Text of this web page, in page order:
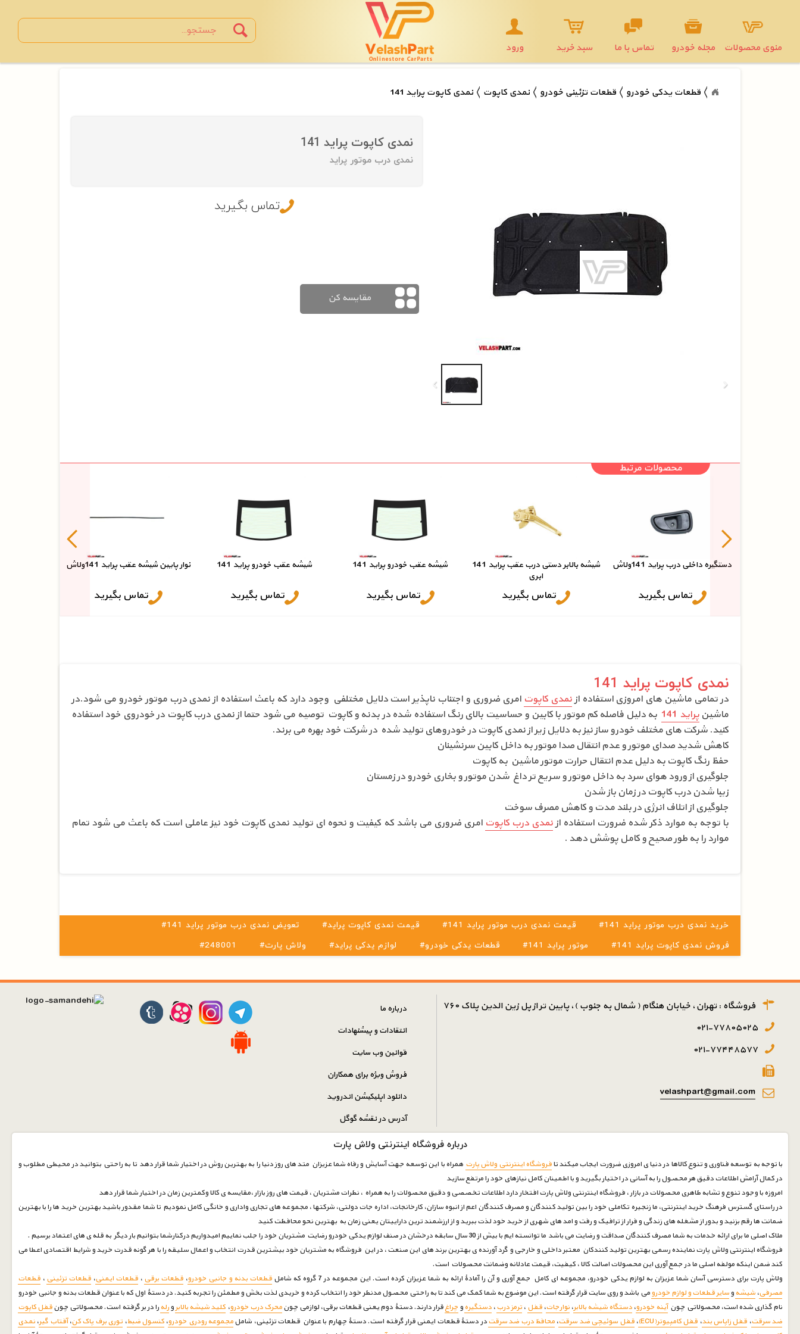
قطعات یدکی خودرو قطعات تزئینی خودرو نمدی کاپوت نمدی کاپوت پراید 141
نمدی کاپوت پراید 141
نمدی درب موتور پراید
تماس بگیرید
مقایسه کن
محصولات مرتبط
دستگیره داخلی درب پراید 141ولاش
تماس بگیرید
شیشه بالابر دستی درب عقب پراید 141
ابری
تماس بگیرید
شیشه عقب خودرو پراید 141
تماس بگیرید
شیشه عقب خودرو پراید 141
تماس بگیرید
نوار پایین شیشه عقب پراید 141ولاش
تماس بگیرید
نمدی کاپوت پراید 141
در تمامی ماشین های امروزی استفاده ازنمدی کاپوت امری ضروری و اجتناب ناپذیر است دلایل مختلفی وجود دارد که باعث استفاده از نمدی درب موتور خودرو می شود.در
ماشینپراید 141
به دلیل فاصله کم موتور با کابین و حساسیت بالای رنگ استفاده شده در بدنه و کاپوت توصیه می شود حتما از نمدی درب کاپوت در خودروی خود استفاده
کنید. شرکت های مختلف خودرو ساز نیز به دلایل زیر از نمدی کاپوت در خودروهای تولید شده در شرکت خود بهره می برند.
کاهش شدید صدای موتور و عدم انتقال صدا موتور به داخل کابین سرنشینان
حفظ رنگ کاپوت به دلیل عدم انتقال حرارت موتور ماشین به کاپوت
جلوگیری از ورود هوای سرد به داخل موتور و سریع تر داغ شدن موتور و بخاری خودرو در زمستان
زیبا شدن درب کاپوت در زمان باز شدن
جلوگیری از اتلاف انرژی در بلند مدت و کاهش مصرف سوخت
با توجه به موارد ذکر شده ضرورت استفاده ازنمدی درب کاپوت امری ضروری می باشد که کیفیت و نحوه ای تولید نمدی کاپوت خود نیز عاملی است که باعث می شود تمام
موارد را به طور صحیح و کامل پوشش دهد .
#خرید نمدی درب موتور پراید 141 #قیمت نمدی درب موتور پراید 141 #قیمت نمدی کاپوت پراید
#تعویض نمدی درب موتور پراید 141
#فروش نمدی کاپوت پراید 141
#موتور پراید 141 #قطعات یدکی خودرو #لوازم یدکی پراید #ولاش پارت #248001
فروشگاه : تهران، خیابان هنگام ( شمال به جنوب )، پایین تر از پل زین الدین پلاک ۷۶۰
۰۲۱-۷۷۸۰۵۰۲۵
۰۲۱-۷۷۴۴۸۵۷۷
velashpart@gmail.com
درباره ما
انتقادات و پیشنهادات
قوانین وب سایت
فروش ویژه برای همکاران
دانلود اپلیکیشن اندروید
آدرس در نقشه گوگل
درباره فروشگاه اینترنتی ولاش پارت
با توجه به توسعه فناوری و تنوع کالاها در دنیا ی امروزی ضرورت ایجاب میکند تافروشگاه اینترنتی ولاش پارت همراه با این توسعه جهت آسایش و رفاه شما عزیزان متد های روز دنیا را به بهترین روش در اختیار شما قرار دهد تا به راحتی بتوانید در محیطی مطلوب و
در کمال آرامش اطلاعات دقیق هر محصول را به آسانی در اختیار بگیرید و با اطمینان کامل نیازهای خود را مرتفع سازيد
امروزه با وجود تنوع و تشابه ظاهری محصولات در بازار ، فروشگاه اینترنتی ولاش پارت افتخار دارد اطلاعات تخصصی و دقیق محصولات را به همراه ، نظرات مشتریان ، قیمت های روز بازار ،مقایسه ی کالا وکمترین زمان در اختیار شما قرار دهد
در راستای گسترس فرهنگ خرید اینترنتی، ما زنجیره تکاملی خود را بین تولید کنندگان و مصرف کنندگان اعم از انبوه سازان، کارخانجات، اداره جات دولتی، شرکتها ، مجموعه های تجاری واداری و خانگی کامل نمودیم تا شما مقدور باشید بهترین خرید ها را با بهترین
ضمانت ها رقم بزنید و بدور از مشغله های زندگی و فرار از ترافیک و رفت و امد های شهری از خرید خود لذت ببرید و از ارزشمند ترین داراییتان یعنی زمان به بهترین نحو محافظت کنید
ملاک اصلی ما برای ارائه خدمات به شما مصرف کنندگان صداقت و رضایت می باشد ما توانسته ایم با بیش از 30 سال سابقه درخشان در صنف لوازم یدکی خودرو رضایت مشتریان خود را جلب نماییم امیدواریم درکنارشما بتوانیم بار دیگر به قله ی های اعتماد برسیم .
فروشگاه اینترنتی ولاش پارت نماینده رسمی بهترین تولید کنندکان معتبر داخلی و خارجی و گرد آورنده ی بهترین برند های این صنعت ، در این فروشگاه به مشتریان خود بیشترین قدرت انتخاب و اعمال سلیقه را با هر گونه قدرت خرید و شرایط اقتصادی اعطا می
کند ضمن اینکه مولفه اصلی ما در جمع آوری این محصولات اصالت کالا ، کیفیت، قیمت عادلانه وضمانت محصولات است.
ولاش پارت برای دسترسی آسان شما عزیزان به لوازم یدکی خودرو، مجموعه ای کامل جمع آوری و آن را آمادۀ ارائه به شما عزیزان کرده است. این مجموعه در 7 گروه که شامل
قطعات بدنه و جانبی خودرو، قطعات برقی ، قطعات ایمنی، قطعات تزئینی ، قطعات
مصرفی،شیشه وسایر قطعات و لوازم خودرومی باشد و روی سایت قرار گرفته است. این موضوع به شما کمک می کند تا به راحتی محصول مدنظر خود را انتخاب کرده و خریدی لذت بخش و مطمئن را تجربه کنید. در دستۀ اول که با عنوان قطعات بدنه و جانبی خودرو
نام گذاری شده است، محصولاتی چونآینه خودرو، دستگاه شیشه بالابر،نوارجات،قفل ، ترمز درب، دستگیره و چراغقرار دارند. دستۀ دوم یعنی قطعات برقی، لوازمی چونمحرک درب خودرو، کلید شیشه بالابر ورله را در بر گرفته است. محصولاتی چونقفل کاپوت
ضد سرقت، قفل زاپاس بند، قفل کامپیوتر(ECU) ،قفل سوئیچی ضد سرقت، محافظ درب ضد سرقتدر دستۀ قطعات ایمنی قرار گرفته است. دستۀ چهارم با عنوان قطعات تزئینی، شاملمجموعه رودری خودرو،کنسول ضبط، توری برف پاک کن،آفتاب گیر، نمدی
Search
منوی محصولات مجله خودرو تماس با ما سبد خرید ورود